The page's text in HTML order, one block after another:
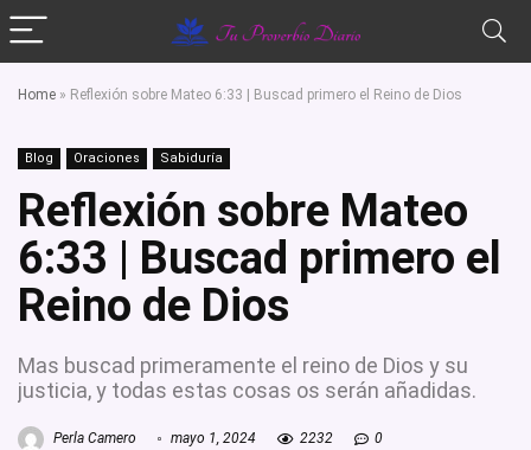
Home » Reflexión sobre Mateo 6:33 | Buscad primero el Reino de Dios
Blog Oraciones Sabiduría
Reflexión sobre Mateo
6:33 | Buscad primero el
Reino de Dios
Mas buscad primeramente el reino de Dios y su
justicia, y todas estas cosas os serán añadidas.
Perla Camero mayo 1, 2024 2232 0